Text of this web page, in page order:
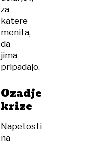
za
katere
menita,
da
jima
pripadajo.
Ozadje
krize
Napetosti
na